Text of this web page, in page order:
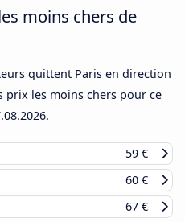
moins chers de
quittent Paris en direction
prix les moins chers pour ce
.
59 €
60 €
67 €